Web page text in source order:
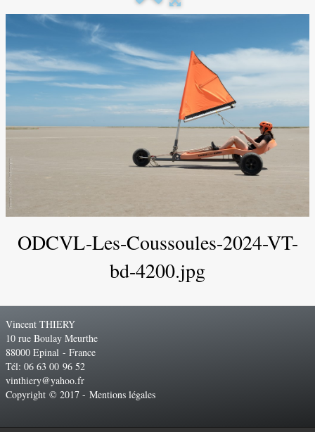
Business - Entreprises▼
Artistique
ODCVL-Les-Coussoules-2024-VT-
bd-4200.jpg
Vincent THIERY
10 rue Boulay Meurthe
88000 Epinal - France
Tél: 06 63 00 96 52
vinthiery@yahoo.fr
Copyright © 2017 - Mentions légales